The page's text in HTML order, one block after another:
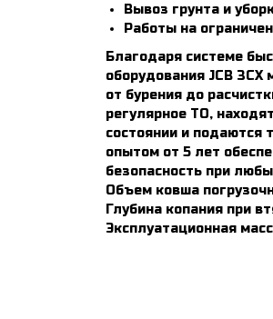
Вывоз грунта и
Работы на
Благодаря системе
оборудования JCB
от бурения до
регулярное ТО,
состоянии и подаются
опытом от 5 лет
безопасность при
Объем ковша
Глубина копания при
Эксплуатационная